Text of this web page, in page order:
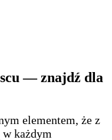
— znajdź dla
elementem, że z
każdym